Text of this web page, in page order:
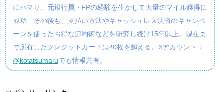
にハマり、元銀行員・FPの経験を生かして大量のマイル獲得に
成功。その後も、支払い方法やキャッシュレス決済のキャンペ
ーンを使ったお得な節約術などを研究し続け15年以上。現在ま
で所有したクレジットカードは20枚を超える。Xアカウント：
@kotatsumaruでも情報共有。